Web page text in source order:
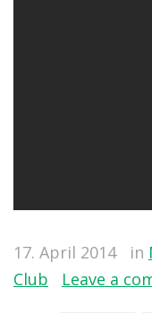
17. April 2014 in
Club
Leave a